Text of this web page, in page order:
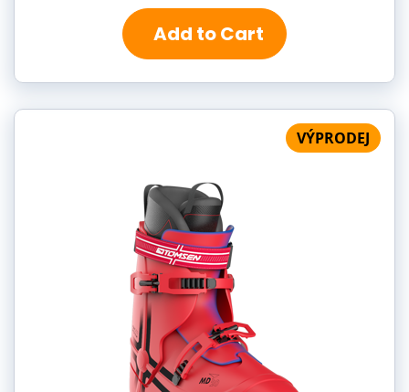
Add to Cart
VÝPRODEJ